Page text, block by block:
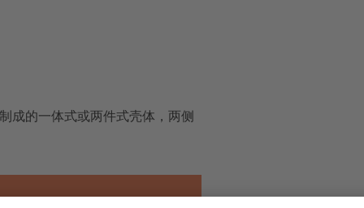
成的一体式或两件式壳体，两侧